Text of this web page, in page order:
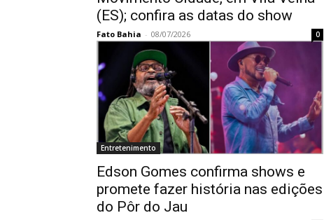
(ES); confira as datas do show
Fato Bahia - 08/07/2026 0
Entretenimento
Edson Gomes confirma shows e
promete fazer história nas edições
do Pôr do Jau